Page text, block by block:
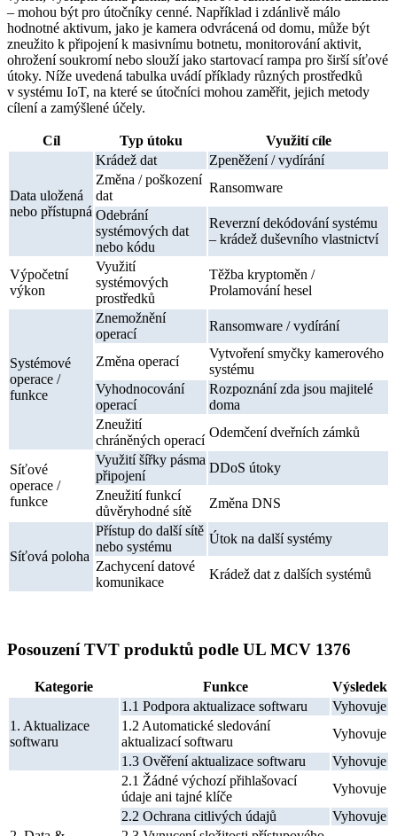
– mohou být pro útočníky cenné. Například i zdánlivě málo
hodnotné aktivum, jako je kamera odvrácená od domu, může být
zneužito k připojení k masivnímu botnetu, monitorování aktivit,
ohrožení soukromí nebo slouží jako startovací rampa pro širší síťové
útoky. Níže uvedená tabulka uvádí příklady různých prostředků
v systému IoT, na které se útočníci mohou zaměřit, jejich metody
cílení a zamýšlené účely.
Cíl Typ útoku Využití cíle
Data uložená
nebo přístupná
Krádež dat
Zpeněžení / vydírání
Změna / poškození
dat
Ransomware
Odebrání
systémových dat
nebo kódu
Reverzní dekódování systému
– krádež duševního vlastnictví
Výpočetní
výkon
Využití
systémových
prostředků
Těžba kryptoměn /
Prolamování hesel
Systémové
operace /
funkce
Znemožnění
operací
Ransomware / vydírání
Změna operací
Vytvoření smyčky kamerového
systému
Vyhodnocování
operací
Rozpoznání zda jsou majitelé
doma
Zneužití
chráněných operací
Odemčení dveřních zámků
Síťové
operace /
funkce
Využití šířky pásma
připojení
DDoS útoky
Zneužití funkcí
důvěryhodné sítě
Změna DNS
Síťová poloha
Přístup do další sítě
nebo systému
Útok na další systémy
Zachycení datové
komunikace
Krádež dat z dalších systémů
Posouzení TVT produktů podle UL MCV 1376
Kategorie Funkce Výsledek
1. Aktualizace
softwaru
1.1 Podpora aktualizace softwaru
Vyhovuje
1.2 Automatické sledování
aktualizací softwaru
Vyhovuje
1.3 Ověření aktualizace softwaru
Vyhovuje
2.1 Žádné výchozí přihlašovací
údaje ani tajné klíče
Vyhovuje
2.2 Ochrana citlivých údajů
Vyhovuje